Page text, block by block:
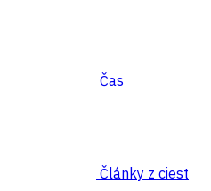
Čas
Články z ciest